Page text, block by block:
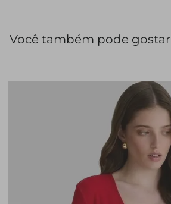
Você também pode gostar